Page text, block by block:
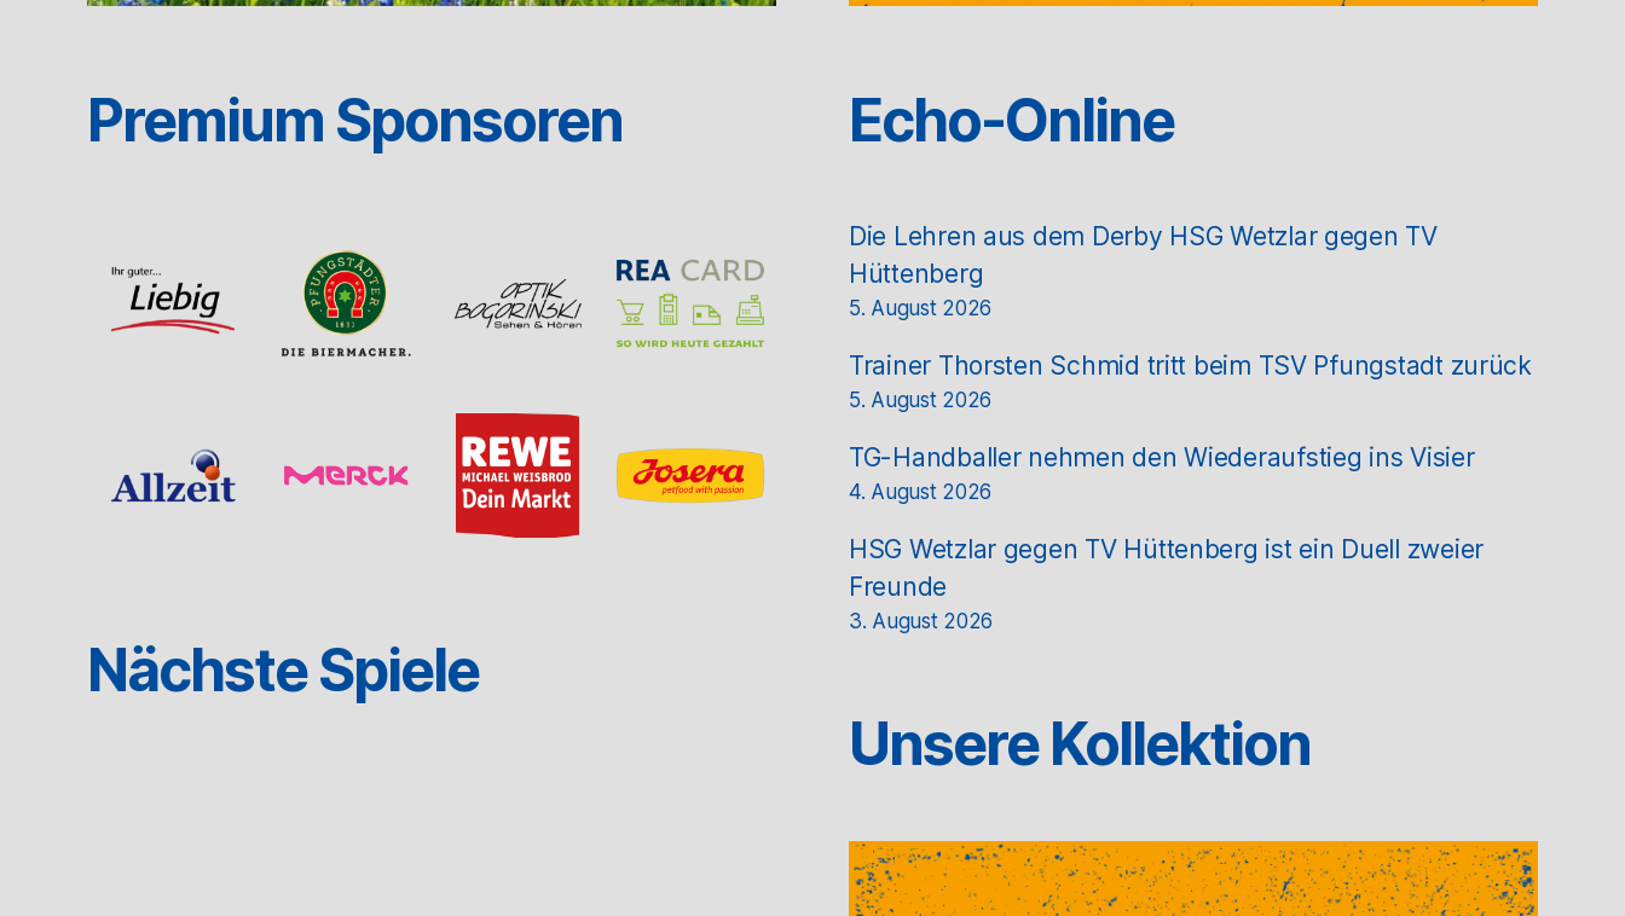
Premium Sponsoren
Nächste Spiele
Echo-Online
Die Lehren aus dem Derby HSG Wetzlar gegen TV
Hüttenberg
5. August 2026
Trainer Thorsten Schmid tritt beim TSV Pfungstadt zurück
5. August 2026
TG-Handballer nehmen den Wiederaufstieg ins Visier
4. August 2026
HSG Wetzlar gegen TV Hüttenberg ist ein Duell zweier
Freunde
3. August 2026
Unsere Kollektion